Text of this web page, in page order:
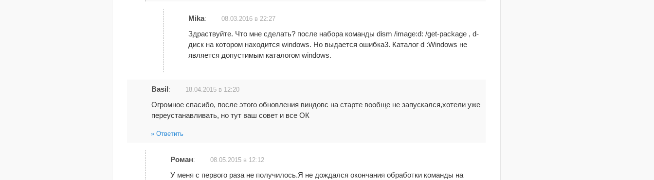
Mika: 08.03.2016 в 22:27
Здраствуйте. Что мне сделать? после набора команды dism /image:d: /get-package , d-
диск на котором находится windows. Но выдается ошибка3. Каталог d :Windows не
является допустимым каталогом windows.
Basil: 18.04.2015 в 12:20
Огромное спасибо, после этого обновления виндовс на старте вообще не запускался,хотели уже
переустанавливать, но тут ваш совет и все ОК
Ответить
Роман: 08.05.2015 в 12:12
У меня с первого раза не получилось.Я не дождался окончания обработки команды на